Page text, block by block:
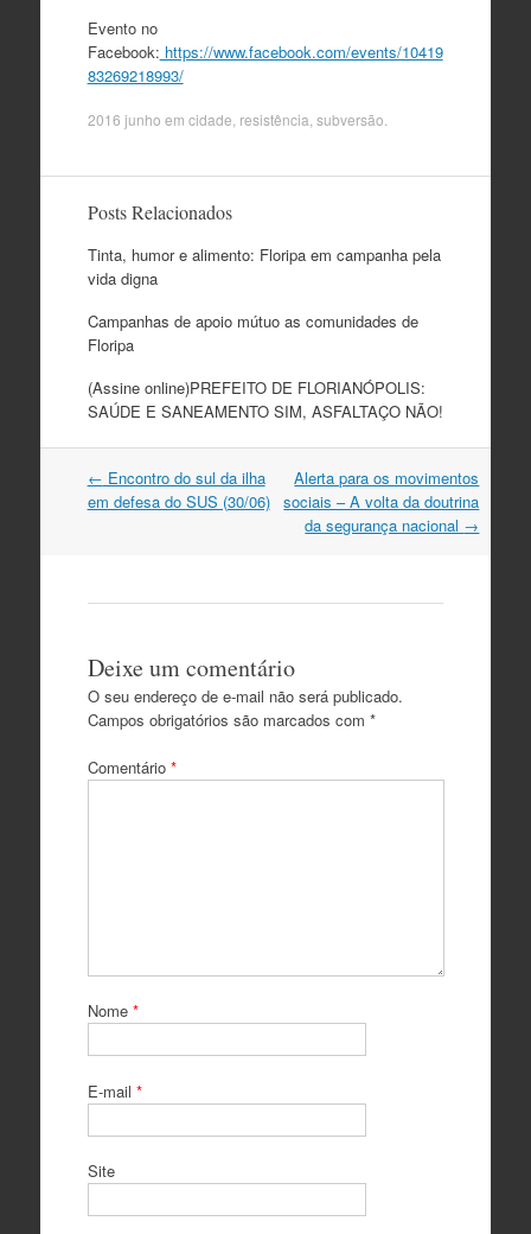
Evento no
Facebook: https://www.facebook.com/events/10419
83269218993/
2016 junho em cidade, resistência,subversão.
Posts Relacionados
Tinta, humor e alimento: Floripa em campanha pela
vida digna
Campanhas de apoio mútuo as comunidades de
Floripa
(Assine online)PREFEITO DE FLORIANÓPOLIS:
SAÚDE E SANEAMENTO SIM, ASFALTAÇO NÃO!
Navegação
do
← Encontro do sul da ilha
em defesa do SUS (30/06)
Alerta para os movimentos
sociais – A volta da doutrina
da segurança nacional →
Deixe um comentário
O seu endereço de e-mail não será publicado.
Campos obrigatórios são marcados com *
Comentário *
Nome *
E-mail *
Site